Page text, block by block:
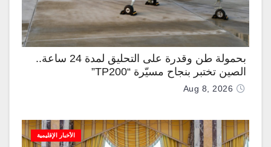
بحمولة طن وقدرة على التحليق لمدة 24 ساعة..
الصين تختبر بنجاح مسيّرة “TP200”
Aug 8, 2026
الأخبار الإقليمية